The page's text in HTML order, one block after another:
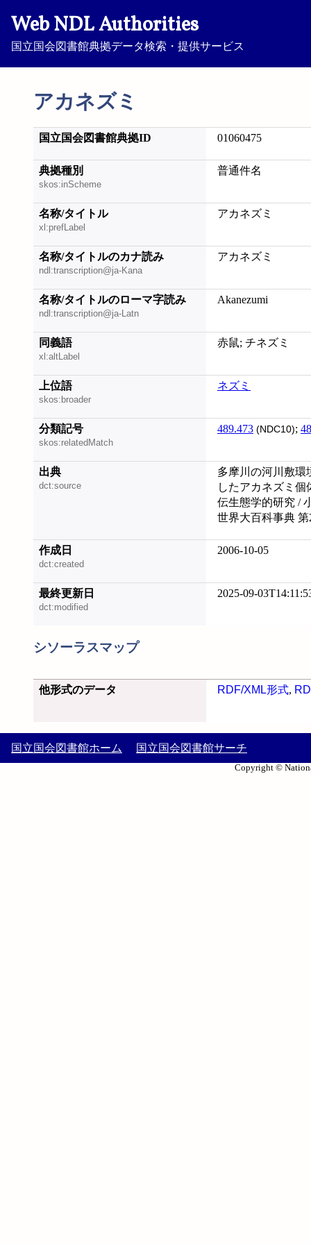
Web NDL Authorities
国立国会図書館典拠データ検索・提供サービス
アカネズミ
国立国会図書館典拠ID 01060475
典拠種別
skos:inScheme
普通件名
名称/タイトル
xl:prefLabel
アカネズミ
名称/タイトルのカナ読み
ndl:transcription@ja-Kana
アカネズミ
名称/タイトルのローマ字読み
ndl:transcription@ja-Latn
Akanezumi
同義語
xl:altLabel
赤鼠; チネズミ
上位語
skos:broader
ネズミ
分類記号
skos:relatedMatch
489.473 (NDC10);
出典
dct:source
多摩川の河川敷環
したアカネズミ
伝生態学的研究 /
世界大百科事典 第
作成日
dct:created
2006-10-05
最終更新日
dct:modified
2025-09-
シソーラスマップ
他形式のデータ RDF/XML形式,
国立国会図書館ホーム 国立国会図書館サーチ
Copyright ©